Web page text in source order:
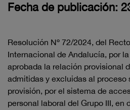
Fecha de publicación:
Resolución Nº 72/2024, del
Internacional de Andalucía, por
aprobada la relación provisional
admitidas y excluidas al proceso
provisión, por el sistema de
personal laboral del Grupo III, en